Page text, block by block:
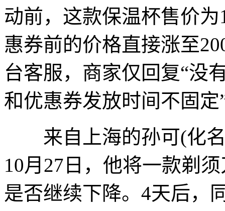
动前，这款保温杯售价
惠券前的价格直接涨至
台客服，商家仅回复“没
和优惠券发放时间不固定
来自上海的孙可(化名
10月27日，他将一款剃
是否继续下降。4天后，